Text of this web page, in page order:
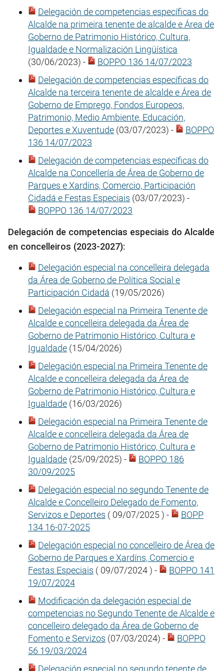
Delegación de competencias específicas do
Alcalde na primeira tenente de alcalde e Área de
Goberno de Patrimonio Histórico, Cultura,
Igualdade e Normalización Lingüística
(30/06/2023) -
BOPPO 136 14/07/2023
Delegación de competencias específicas do
Alcalde na terceira tenente de alcalde e Área de
Goberno de Emprego, Fondos Europeos,
Patrimonio, Medio Ambiente, Educación,
Deportes e Xuventude (03/07/2023) -
BOPPO
136 14/07/2023
Delegación de competencias específicas do
Alcalde na Concellería de Área de Goberno de
Parques e Xardíns, Comercio, Participación
Cidadá e Festas Especiais (03/07/2023) -
BOPPO 136 14/07/2023
Delegación de competencias especiais do Alcalde
en concelleiros (2023-2027):
Delegación especial na concelleira delegada
da Área de Goberno de Política Social e
Participación Cidadá (19/05/2026)
Delegación especial na Primeira Tenente de
Alcalde e concelleira delegada da Área de
Goberno de Patrimonio Histórico, Cultura e
Igualdade (15/04/2026)
Delegación especial na Primeira Tenente de
Alcalde e concelleira delegada da Área de
Goberno de Patrimonio Histórico, Cultura e
Igualdade (16/03/2026)
Delegación especial na Primeira Tenente de
Alcalde e concelleira delegada da Área de
Goberno de Patrimonio Histórico, Cultura e
Igualdade (25/09/2025) -
BOPPO 186
30/09/2025
Delegación especial no segundo Tenente de
Alcalde e Concelleiro Delegado de Fomento,
Servizos e Deportes ( 09/07/2025 ) -
BOPP
134 16-07-2025
Delegación especial no concelleiro de Área de
Goberno de Parques e Xardíns, Comercio e
Festas Especiais ( 09/07/2024 ) -
BOPPO 141
19/07/2024
Modificación da delegación especial de
competencias no Segundo Tenente de Alcalde e
concelleiro delegado da Área de Goberno de
Fomento e Servizos (07/03/2024) -
BOPPO
56 19/03/2024